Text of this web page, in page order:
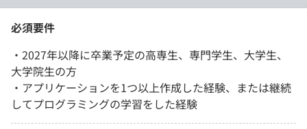
必須要件
・2027年以降に卒業予定の高専生、専門学生、大学生、
大学院生の方
・アプリケーションを1つ以上作成した経験、または継続
してプログラミングの学習をした経験